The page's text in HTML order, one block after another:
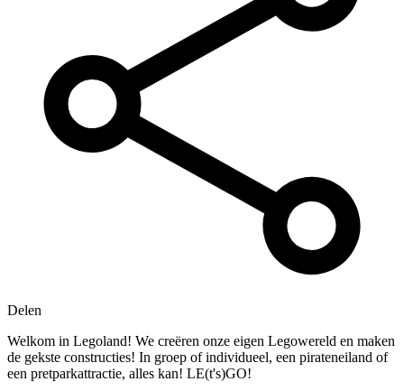
Delen
Welkom in Legoland! We creëren onze eigen Legowereld en maken
de gekste constructies! In groep of individueel, een pirateneiland of
een pretparkattractie, alles kan! LE(t's)GO!